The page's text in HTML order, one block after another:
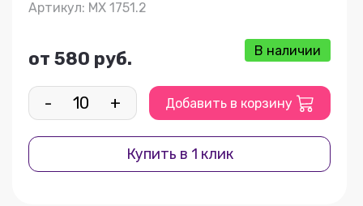
Артикул: МХ 1751.2
от 580 руб. В наличии
- + Добавить в корзину
Купить в 1 клик